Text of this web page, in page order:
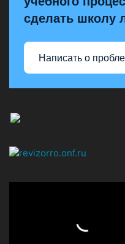
сделать школу
Написать о